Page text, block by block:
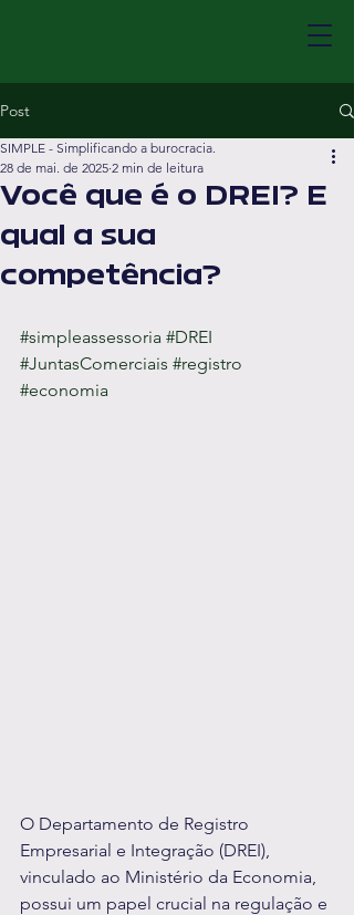
Post
Você que é o DREI? E
qual a sua
competência?
SIMPLE - Simplificando a burocracia.
28 de mai. de 2025 2 min de leitura
#simpleassessoria #DREI
#JuntasComerciais #registro
#economia
O Departamento de Registro
Empresarial e Integração (DREI),
vinculado ao Ministério da Economia,
possui um papel crucial na regulação e